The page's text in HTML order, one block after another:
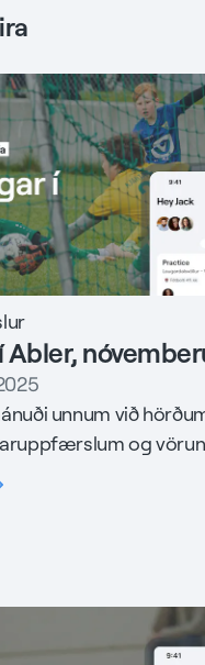
Abler,
unnum við
og
hvað Abler teymið er